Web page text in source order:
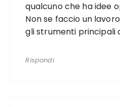
qualcuno che ha idee
Non se faccio un
gli strumenti principali
Rispondi